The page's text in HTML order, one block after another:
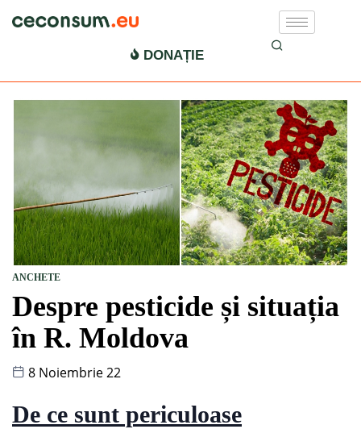
DONAȚIE
ANCHETE
Despre pesticide și situația
în R. Moldova
8 Noiembrie 22
De ce sunt periculoase